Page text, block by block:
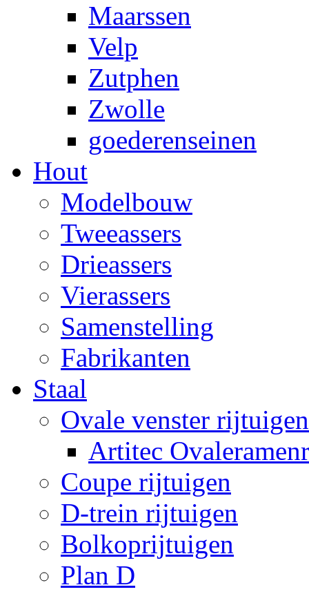
Maarssen
Velp
Zutphen
Zwolle
goederenseinen
Hout
Modelbouw
Tweeassers
Drieassers
Vierassers
Samenstelling
Fabrikanten
Staal
Ovale venster rijtuigen
Artitec
Coupe rijtuigen
D-trein rijtuigen
Bolkoprijtuigen
Plan D